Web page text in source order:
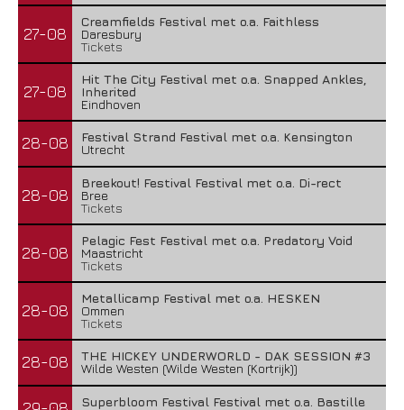
27-08
Creamfields Festival met o.a. Faithless
Daresbury
Tickets
27-08
Hit The City Festival met o.a. Snapped Ankles,
Inherited
Eindhoven
28-08
Festival Strand Festival met o.a. Kensington
Utrecht
28-08
Breekout! Festival Festival met o.a. Di-rect
Bree
Tickets
28-08
Pelagic Fest Festival met o.a. Predatory Void
Maastricht
Tickets
28-08
Metallicamp Festival met o.a. HESKEN
Ommen
Tickets
28-08
THE HICKEY UNDERWORLD - DAK SESSION #3
Wilde Westen (Wilde Westen (Kortrijk))
Superbloom Festival Festival met o.a. Bastille